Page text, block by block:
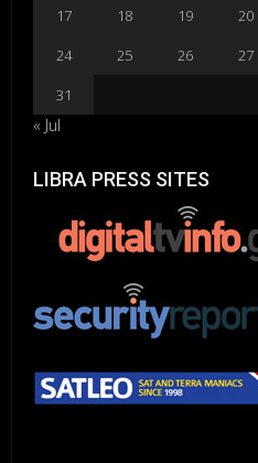
17
18 19 20
24
25 26 27
31
« Jul
LIBRA PRESS SITES